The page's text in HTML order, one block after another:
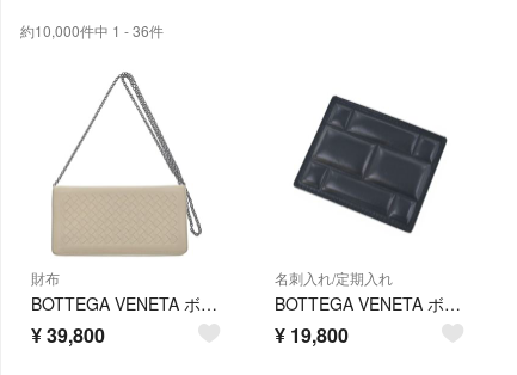
約10,000件中 1 - 36件
財布
BOTTEGA VENETA ボッテガベネタ 財布・コインケース 白 【古着】【中古】【送料無料】
¥39,800
名刺入れ/定期入れ
BOTTEGA VENETA ボッテガベネタ カードケース 黒 【古着】【中古】【送料無料】
¥ 19,800